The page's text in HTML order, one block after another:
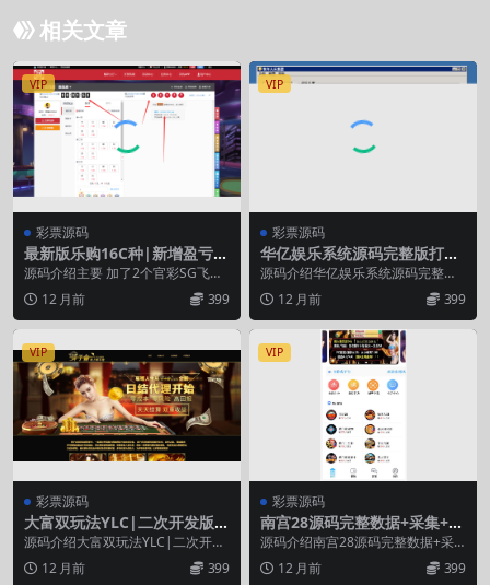
相关文章
VIP
彩票源码
最新版乐购16C种|新增盈亏统
计|修复机器人
源码介绍主要 加了2个官彩SG飞
艇，新运乐，和一个系统彩新加坡2
8，系统彩28 ...
12 月前 399
VIP
彩票源码
华亿娱乐系统源码完整版打包
分享下载
源码介绍华亿娱乐系统源码完整版
打包分享下载，带有日工资功能，
所以采集正常，包含有...
12 月前 399
VIP
彩票源码
大富双玩法YLC|二次开发版|
WAP手机端自适应|修复|带教
程
源码介绍大富双玩法YLC|二次开发
版|WAP手机端自适应|修复|带教
程安装说明：...
12 月前 399
VIP
彩票源码
南宫28源码完整数据+采集+机
器人+安装视频教程
源码介绍南宫28源码完整数据+采
集+机器人+安装视频教程安装还是
和以前发布的28...
12 月前 399